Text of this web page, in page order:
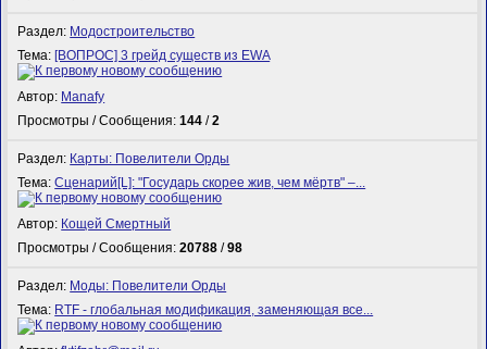
Раздел: Модостроительство
Тема: [ВОПРОС] 3 грейд существ из EWA
Автор: Manafy
Просмотры / Сообщения:144 /2
Раздел: Карты: Повелители Орды
Тема:Сценарий[L]: "Государь скорее жив, чем мёртв" –...
Автор: Кощей Смертный
Просмотры / Сообщения:20788 /98
Раздел: Моды: Повелители Орды
Тема: RTF - глобальная модификация, заменяющая все...